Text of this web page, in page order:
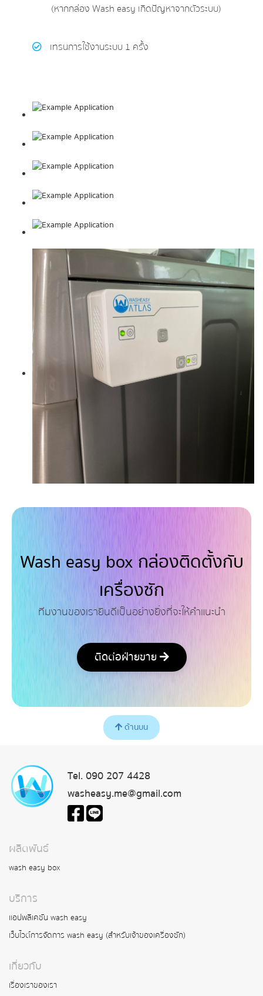
(หากกล่อง Wash easy เกิดปัญหาจากตัวระบบ)
เทรนการใช้งานระบบ 1 ครั้ง
Wash easy box กล่องติดตั้งกับ
เครื่องซัก
ทีมงานของเรายินดีเป็นอย่างยิ่งที่จะให้คำแนะนำ
ติดต่อฝ่ายขาย
ด้านบน
Tel. 090 207 4428
washeasy.me@gmail.com
ผลิตพันธ์
wash easy box
บริการ
แอปพลิเคชัน wash easy
เว็บไวต์การจัดการ wash easy (สำหรับเจ้าของเครื่องซัก)
เกี่ยวกับ
เรื่องเราของเรา